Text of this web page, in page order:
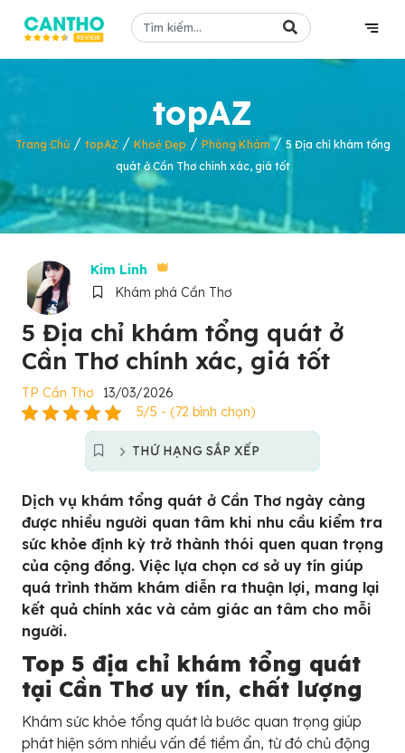
topAZ
Trang Chủ/ topAZ / Khoẻ Đẹp / Phòng Khám/ 5 Địa chỉ khám tổng
quát ở Cần Thơ chính xác, giá tốt
Kim Linh
Khám phá Cần Thơ
5 Địa chỉ khám tổng quát ở
Cần Thơ chính xác, giá tốt
TP Cần Thơ
13/03/2026
5/5 - (72 bình chọn)
THỨ HẠNG SẮP XẾP
Dịch vụ khám tổng quát ở Cần Thơ ngày càng
được nhiều người quan tâm khi nhu cầu kiểm tra
sức khỏe định kỳ trở thành thói quen quan trọng
của cộng đồng. Việc lựa chọn cơ sở uy tín giúp
quá trình thăm khám diễn ra thuận lợi, mang lại
kết quả chính xác và cảm giác an tâm cho mỗi
người.
Top 5 địa chỉ khám tổng quát
tại Cần Thơ uy tín, chất lượng
Khám sức khỏe tổng quát là bước quan trọng giúp
phát hiện sớm nhiều vấn đề tiềm ẩn, từ đó chủ động